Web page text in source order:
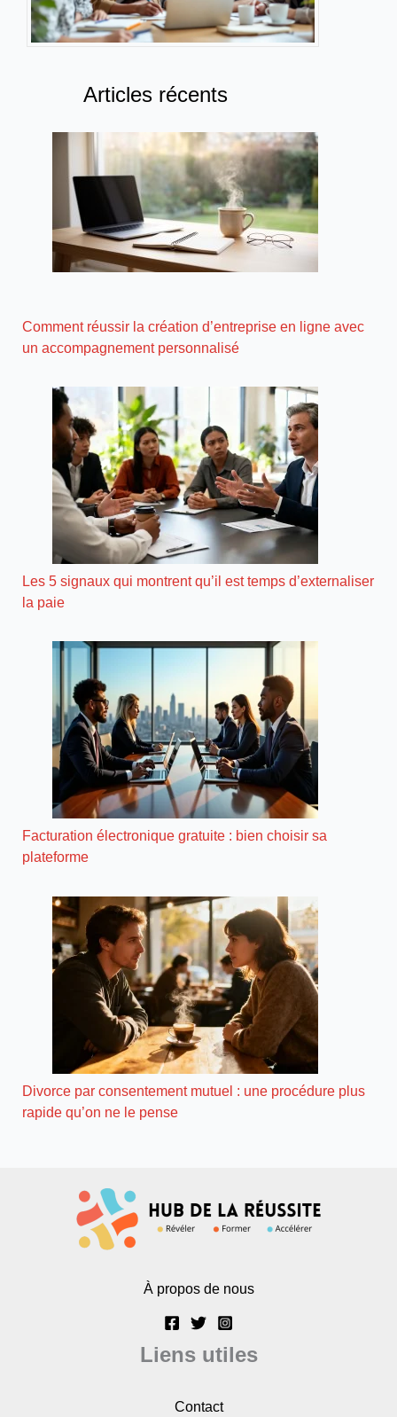
Articles récents
Comment réussir la création d’entreprise en ligne avec
un accompagnement personnalisé
Les 5 signaux qui montrent qu’il est temps d’externaliser
la paie
Facturation électronique gratuite : bien choisir sa
plateforme
Divorce par consentement mutuel : une procédure plus
rapide qu’on ne le pense
À propos de nous
Liens utiles
Contact